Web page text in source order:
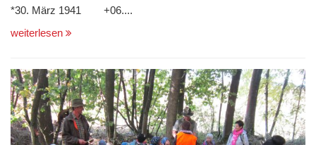
*30. März 1941 +06....
weiterlesen